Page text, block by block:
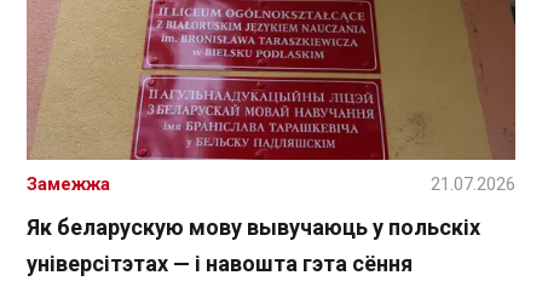
Як беларускую мову вывучаюць у польскіх
універсітэтах — і навошта гэта сёння
Замежжа 21.07.2026